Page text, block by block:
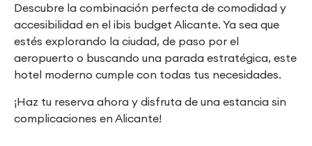
Descubre la combinación perfecta de comodidad y
accesibilidad en el ibis budget Alicante. Ya sea que
estés explorando la ciudad, de paso por el
aeropuerto o buscando una parada estratégica, este
hotel moderno cumple con todas tus necesidades.
¡Haz tu reserva ahora y disfruta de una estancia sin
complicaciones en Alicante!